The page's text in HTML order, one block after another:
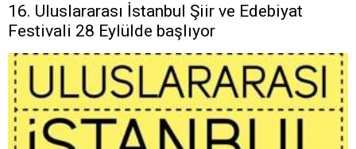
16. Uluslararası İstanbul Şiir ve Edebiyat
Festivali 28 Eylülde başlıyor